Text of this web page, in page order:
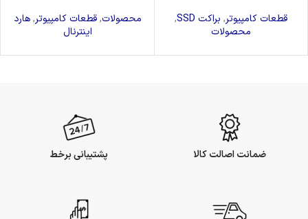
قطعات کامپیوتر, براکت SSD
,
محصولات
محصولات,قطعات کامپیوتر,هارد
اینترنال
ضمانت اصالت کالا پشتیبانی برخط